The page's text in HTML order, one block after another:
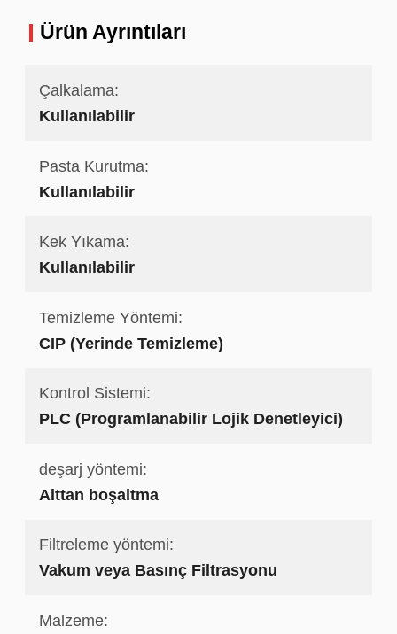
Ürün Ayrıntıları
Çalkalama:
Kullanılabilir
Pasta Kurutma:
Kullanılabilir
Kek Yıkama:
Kullanılabilir
Temizleme Yöntemi:
CIP (Yerinde Temizleme)
Kontrol Sistemi:
PLC (Programlanabilir Lojik Denetleyici)
deşarj yöntemi:
Alttan boşaltma
Filtreleme yöntemi:
Vakum veya Basınç Filtrasyonu
Malzeme: